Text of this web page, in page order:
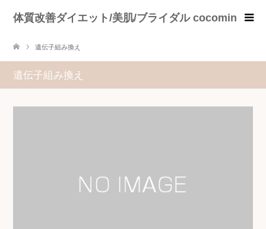
体質改善ダイエット/美肌/ブライダル cocomin
遺伝子組み換え
遺伝子組み換え